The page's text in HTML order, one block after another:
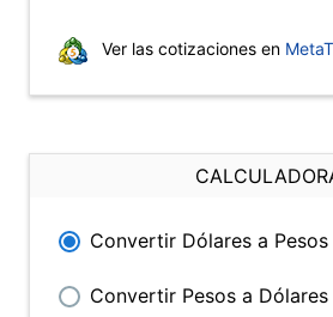
Ver las cotizaciones en
Convertir Dólares a Pesos
Convertir Pesos a Dólares